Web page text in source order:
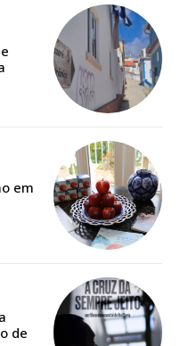
à Quinta-feira em sua
para
em
de